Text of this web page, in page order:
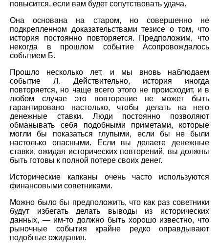
повысится, если вам будет сопутствовать удача.
Она основана на старом, но совершенно не
подкрепленном доказательствами тезисе о том, что
история постоянно повторяется. Предположим, что
некогда в прошлом событие Асопровождалось
событием Б.
Прошло несколько лет, и мы вновь наблюдаем
событие Л. Действительно, история иногда
повторяется, но чаще всего этого не происходит, и в
любом случае это повторение не может быть
гарантировано настолько, чтобы делать на него
денежные ставки. Люди постоянно позволяют
обманывать себя подобными приметами, которые
могли бы показаться глупыми, если бы не были
настолько опасными. Если вы делаете денежные
ставки, ожидая исторических повторений, вы должны
быть готовы к полной потере своих денег.
Исторические капканы очень часто используются
финансовыми советниками.
Можно было бы предположить, что как раз советники
будут избегать делать выводы из исторических
данных, — им-то должно быть хорошо известно, что
рыночные события крайне редко оправдывают
подобные ожидания.